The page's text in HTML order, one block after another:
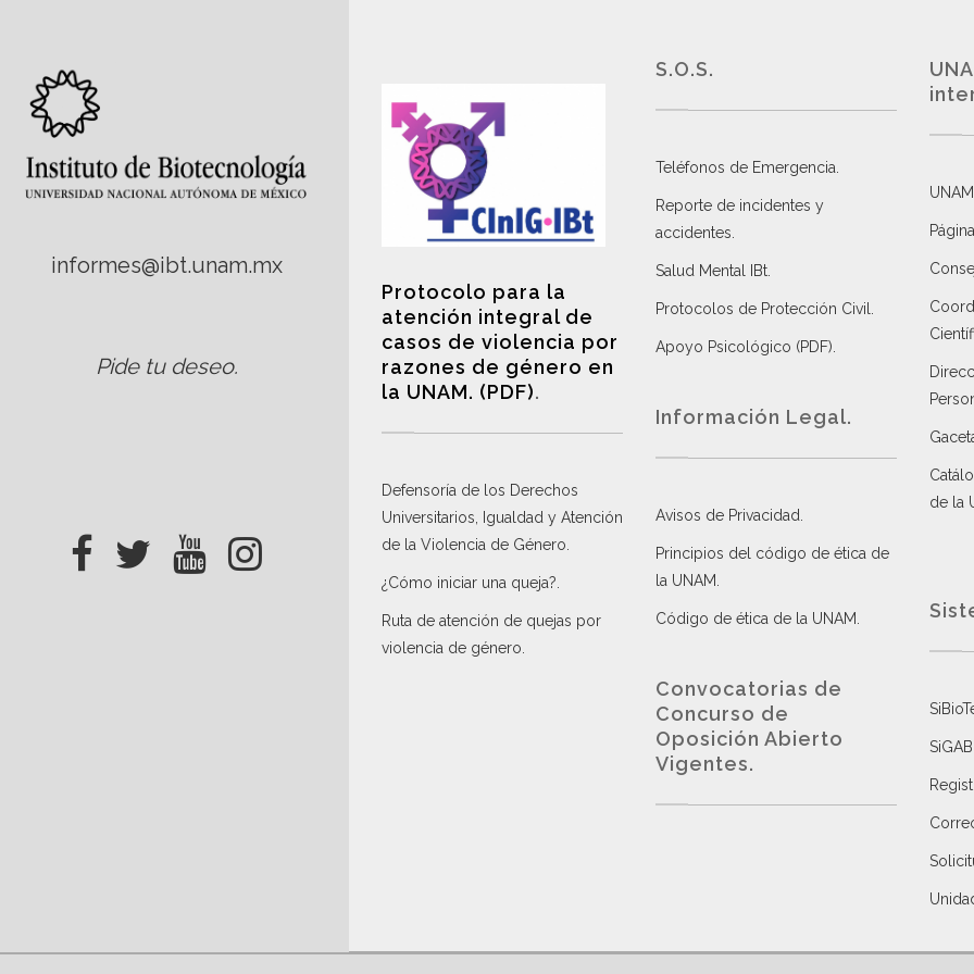
informes@ibt.unam.mx
Pide tu deseo.
Protocolo para la
atención integral de
casos de violencia por
razones de género en
la UNAM. (PDF).
Defensoría de los Derechos
Universitarios, Igualdad y Atención
de la Violencia de Género
¿Cómo iniciar una queja?
Ruta de atención de quejas por
violencia de género
S.O.S.
Teléfonos de Emergencia.
Reporte de incidentes y
accidentes
Salud Mental IBt
Protocolos de Protección Civil
Apoyo Psicológico (PDF)
Información Legal.
Avisos de Privacidad
Principios del código de ética de
la UNAM
Código de ética de la UNAM
Convocatorias de
Concurso de
Oposición Abierto
Vigentes.
UNAM
de la